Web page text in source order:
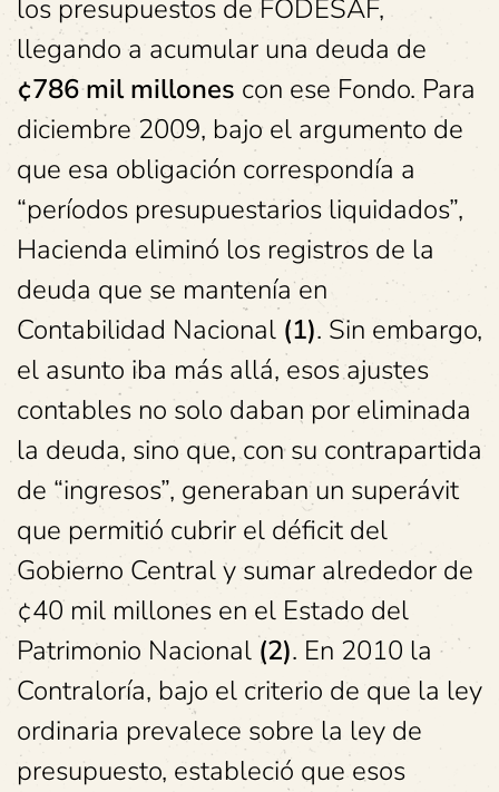
los presupuestos de FODESAF,
llegando a acumular una deuda de
¢786 mil millones con ese Fondo. Para
diciembre 2009, bajo el argumento de
que esa obligación correspondía a
“períodos presupuestarios liquidados”,
Hacienda eliminó los registros de la
deuda que se mantenía en
Contabilidad Nacional (1). Sin embargo,
el asunto iba más allá, esos ajustes
contables no solo daban por eliminada
la deuda, sino que, con su contrapartida
de “ingresos”, generaban un superávit
que permitió cubrir el déficit del
Gobierno Central y sumar alrededor de
¢40 mil millones en el Estado del
Patrimonio Nacional (2). En 2010 la
Contraloría, bajo el criterio de que la ley
ordinaria prevalece sobre la ley de
presupuesto, estableció que esos